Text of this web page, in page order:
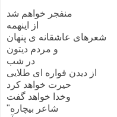
منفجر خواهم شد
از اینهمه
شعرهای عاشقانه ی پنهان
و مردم دیتون
در شب
از دیدن فواره ای طلایی
حیرت خواهد کرد
وخدا خواهد گفت
"شاعر بیچاره